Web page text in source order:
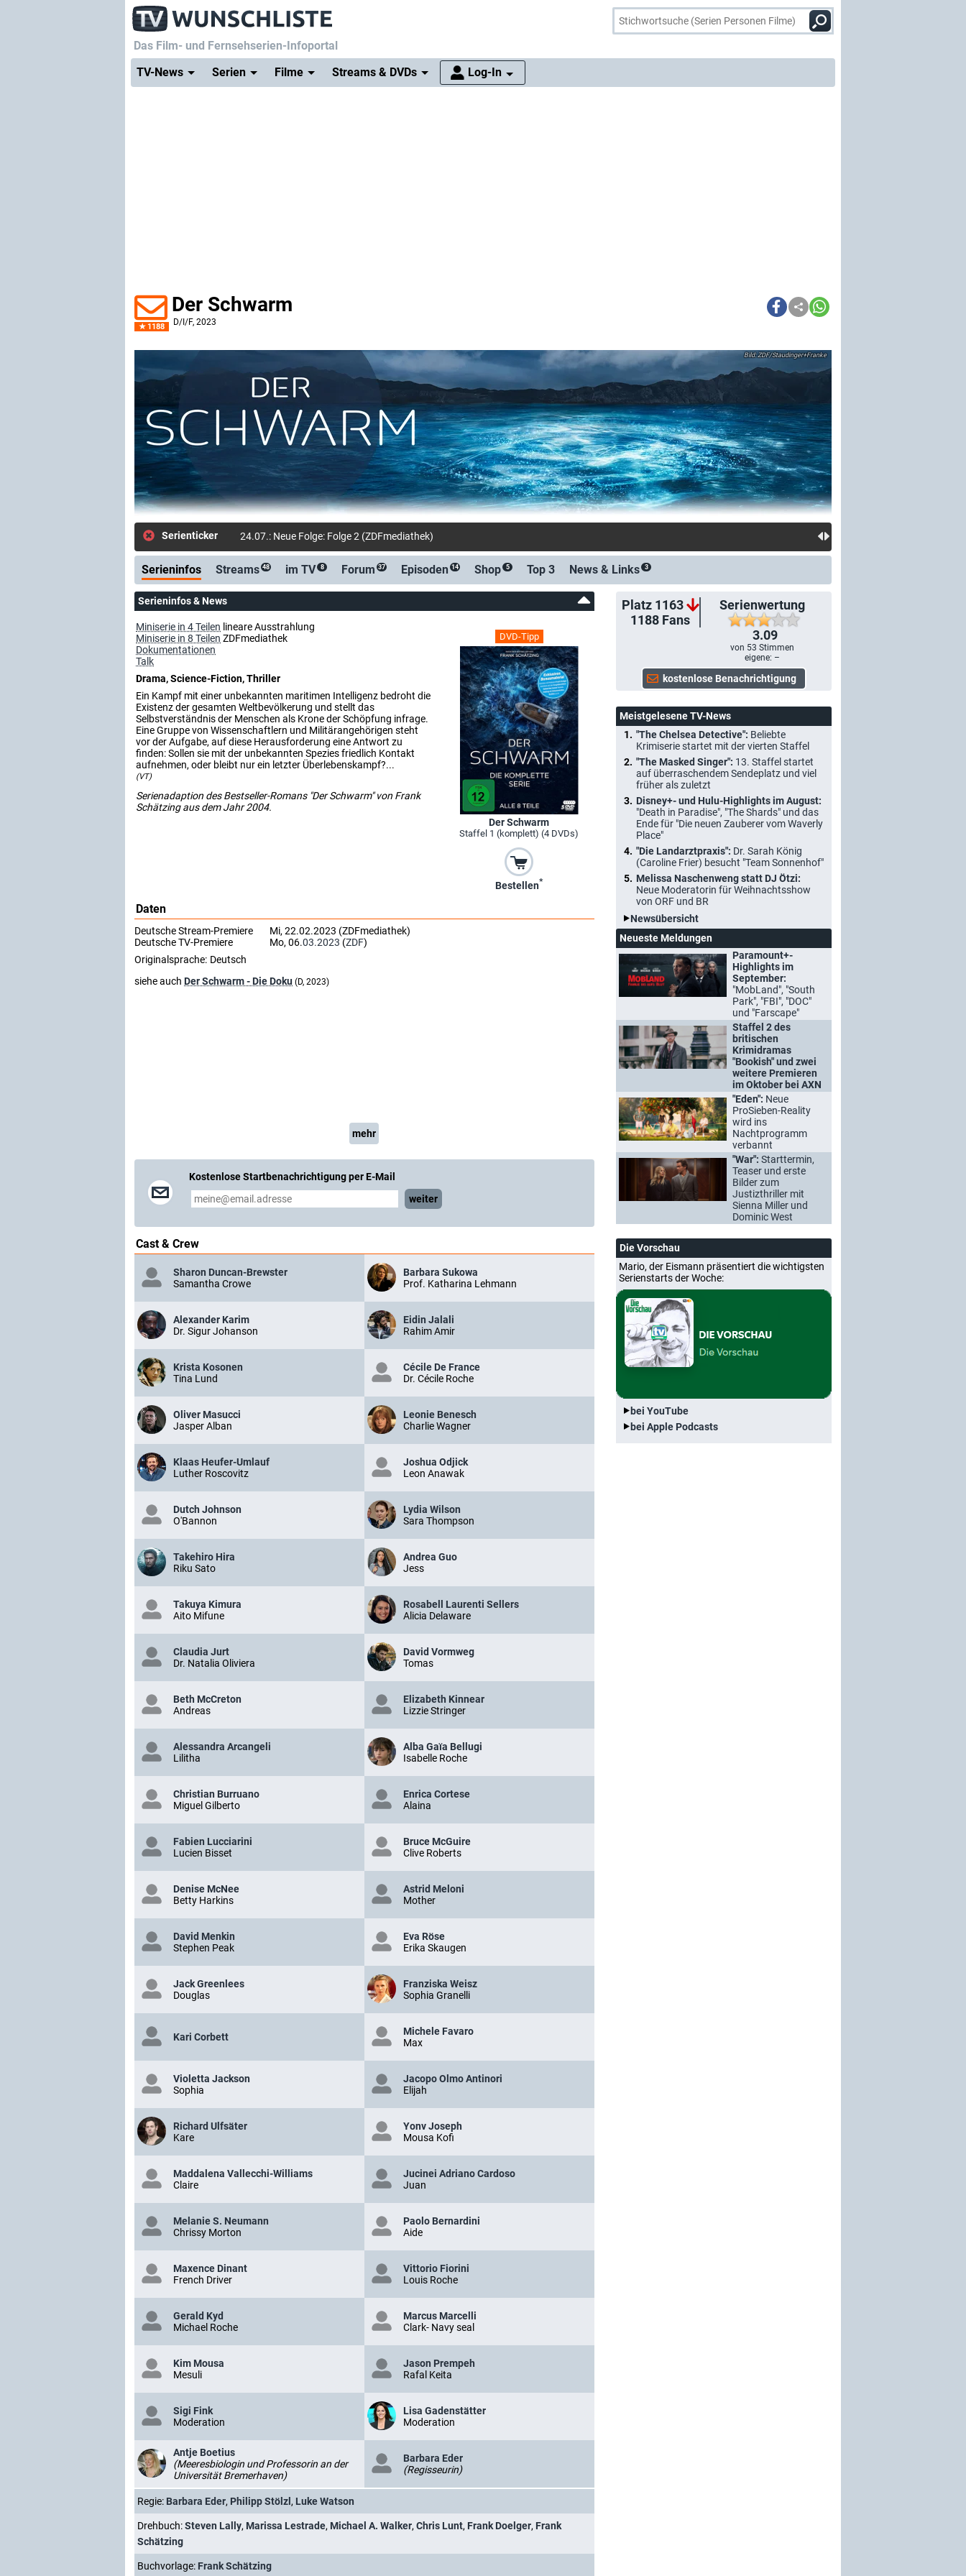
Das Film- und Fernsehserien-Infoportal
TV-News
Serien Filme Streams & DVDs Log-In
1188
Der Schwarm
D/I/F, 2023
ZDF/Staudinger+Franke
Serienticker 24.07.: Neue Folge: Folge 2 (ZDFmediathek)
Serieninfos Streams 48 im TV 8 Forum 37 Episoden 14 Shop 5 Top 3 News & Links 3
Platz 1163
1188 Fans
Serienwertung
3.09
von 53 Stimmen
eigene: –
Serieninfos & News
DVD-Tipp
Der Schwarm
Staffel 1 (komplett) (4 DVDs)
Bestellen*
Miniserie in 4 Teilen lineare Ausstrahlung
Miniserie in 8 Teilen ZDFmediathek
Dokumentationen
Talk
Drama, Science-Fiction, Thriller
Ein Kampf mit einer unbekannten maritimen Intelligenz bedroht die
Existenz der gesamten Weltbevölkerung und stellt das
Selbstverständnis der Menschen als Krone der Schöpfung infrage.
Eine Gruppe von Wissenschaftlern und Militärangehörigen steht
vor der Aufgabe, auf diese Herausforderung eine Antwort zu
finden: Sollen sie mit der unbekannten Spezies friedlich Kontakt
aufnehmen, oder bleibt nur ein letzter Überlebenskampf?...
(VT)
Serienadaption des Bestseller-Romans "Der Schwarm" von Frank
Schätzing aus dem Jahr 2004.
Daten
Deutsche Stream-Premiere
Mi, 22.02.2023 (ZDFmediathek)
Deutsche TV-Premiere
Mo, 06.03.2023 (ZDF)
Originalsprache: Deutsch
siehe auch Der Schwarm - Die Doku (D, 2023)
mehr
Kostenlose Startbenachrichtigung per E-Mail
weiter
Cast & Crew
Sharon Duncan-Brewster
Samantha Crowe
Barbara Sukowa
Prof. Katharina Lehmann
Alexander Karim
Dr. Sigur Johanson
Eidin Jalali
Rahim Amir
Krista Kosonen
Tina Lund
Cécile De France
Dr. Cécile Roche
Oliver Masucci
Jasper Alban
Leonie Benesch
Charlie Wagner
Klaas Heufer-Umlauf
Luther Roscovitz
Joshua Odjick
Leon Anawak
Dutch Johnson
O'Bannon
Lydia Wilson
Sara Thompson
Takehiro Hira
Riku Sato
Andrea Guo
Jess
Takuya Kimura
Aito Mifune
Rosabell Laurenti Sellers
Alicia Delaware
Claudia Jurt
Dr. Natalia Oliviera
David Vormweg
Tomas
Beth McCreton
Andreas
Elizabeth Kinnear
Lizzie Stringer
Alessandra Arcangeli
Lilitha
Alba Gaïa Bellugi
Isabelle Roche
Christian Burruano
Miguel Gilberto
Enrica Cortese
Alaina
Fabien Lucciarini
Lucien Bisset
Bruce McGuire
Clive Roberts
Denise McNee
Betty Harkins
Astrid Meloni
Mother
David Menkin
Stephen Peak
Eva Röse
Erika Skaugen
Jack Greenlees
Douglas
Franziska Weisz
Sophia Granelli
Kari Corbett
Michele Favaro
Max
Violetta Jackson
Sophia
Jacopo Olmo Antinori
Elijah
Richard Ulfsäter
Kare
Yonv Joseph
Mousa Kofi
Maddalena Vallecchi-Williams
Claire
Jucinei Adriano Cardoso
Juan
Melanie S. Neumann
Chrissy Morton
Paolo Bernardini
Aide
Maxence Dinant
French Driver
Vittorio Fiorini
Louis Roche
Gerald Kyd
Michael Roche
Marcus Marcelli
Clark- Navy seal
Kim Mousa
Mesuli
Jason Prempeh
Rafal Keita
Sigi Fink
Moderation
Lisa Gadenstätter
Moderation
Antje Boetius
(Meeresbiologin und Professorin an der
Universität Bremerhaven)
Barbara Eder
(Regisseurin)
Regie: Barbara Eder, Philipp Stölzl , Luke Watson
Drehbuch:Steven Lally, Marissa Lestrade, Michael A. Walker, Chris Lunt, Frank Doelger, Frank
Schätzing
Buchvorlage: Frank Schätzing
Meistgelesene TV-News
"The Chelsea Detective": Beliebte
Krimiserie startet mit der vierten Staffel
"The Masked Singer": 13. Staffel startet
auf überraschendem Sendeplatz und viel
früher als zuletzt
Disney+- und Hulu-Highlights im August:
"Death in Paradise", "The Shards" und das
Ende für "Die neuen Zauberer vom Waverly
Place"
"Die Landarztpraxis": Dr. Sarah König
(Caroline Frier) besucht "Team Sonnenhof"
Melissa Naschenweng statt DJ Ötzi:
Neue Moderatorin für Weihnachtsshow
von ORF und BR
Newsübersicht
Neueste Meldungen
Paramount+-
Highlights im
September:
"MobLand", "South
Park", "FBI", "DOC"
und "Farscape"
Staffel 2 des
britischen
Krimidramas
"Bookish" und zwei
weitere Premieren
im Oktober bei AXN
"Eden": Neue
ProSieben-Reality
wird ins
Nachtprogramm
verbannt
"War": Starttermin,
Teaser und erste
Bilder zum
Justizthriller mit
Sienna Miller und
Dominic West
Die Vorschau
Mario, der Eismann präsentiert die wichtigsten
Serienstarts der Woche:
bei YouTube
bei Apple Podcasts